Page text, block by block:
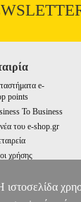
e-
points
To Business
του e-shop.gr
χρήσης
ιστοσελίδα